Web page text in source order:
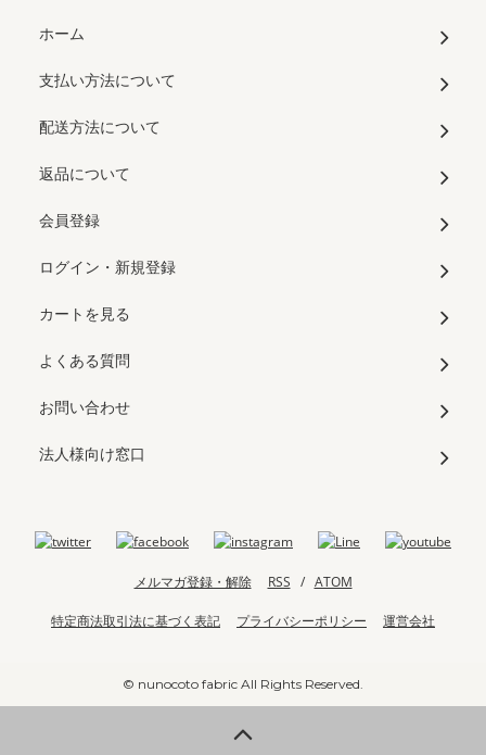
ホーム
支払い方法について
配送方法について
返品について
会員登録
ログイン・新規登録
カートを見る
よくある質問
お問い合わせ
法人様向け窓口
メルマガ登録・解除 RSS / ATOM
特定商法取引法に基づく表記 プライバシーポリシー 運営会社
© nunocoto fabric All Rights Reserved.